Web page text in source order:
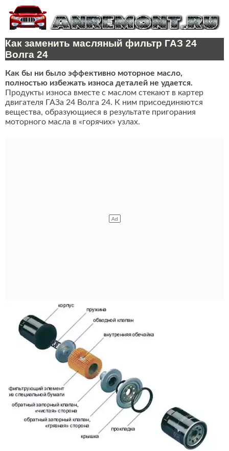
Как заменить масляный фильтр ГАЗ 24
Волга 24
Как бы ни было эффективно моторное масло,
полностью избежать износа деталей не удается.
Продукты износа вместе с маслом стекают в картер
двигателя ГАЗа 24 Волга 24. К ним присоединяются
вещества, образующиеся в результате пригорания
моторного масла в «горячих» узлах.